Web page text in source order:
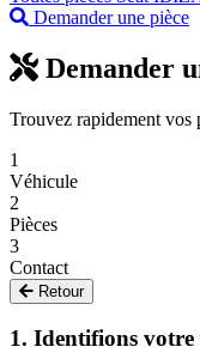
Demander une pièce
Demander
Trouvez rapidement vos
1
Véhicule
2
Pièces
3
Contact
Retour
1. Identifions votre